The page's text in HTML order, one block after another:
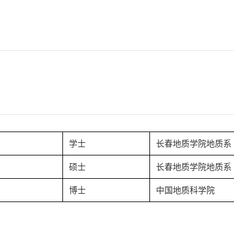
学士 长春地质学院地质系
硕士 长春地质学院地质系
博士 中国地质科学院